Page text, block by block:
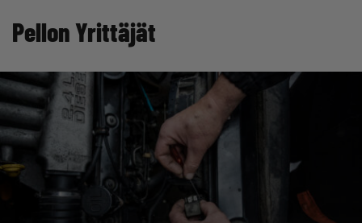
Pellon Yrittäjät